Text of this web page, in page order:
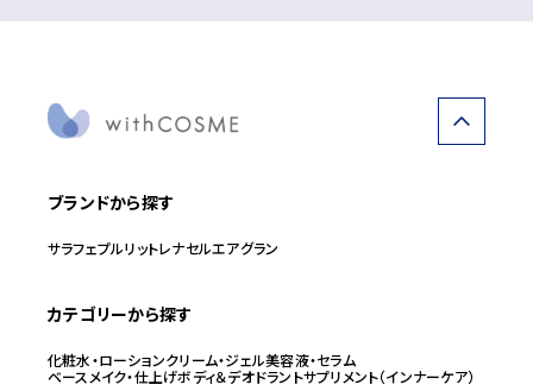
ブランドから探す
サラフェプルリットレナセルエアグラン
カテゴリーから探す
化粧水・ローションクリーム・ジェル美容液・セラム
ベースメイク・仕上げボディ＆デオドラントサプリメント（インナーケア）